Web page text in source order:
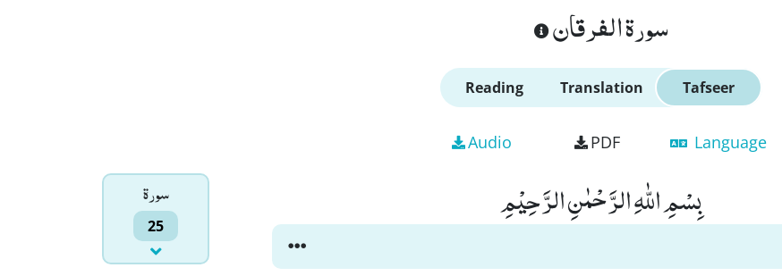
سورة الفرقان
Reading Translation Tafseer
Audio PDF Language
سورۃ
25
بِسْمِ اللّٰهِ الرَّحْمٰنِ الرَّحِیْمِ